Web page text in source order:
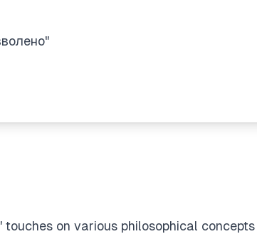
on various philosophical concepts